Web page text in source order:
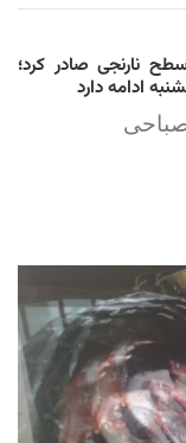
نارنجی صادر کرد؛
ادامه دارد